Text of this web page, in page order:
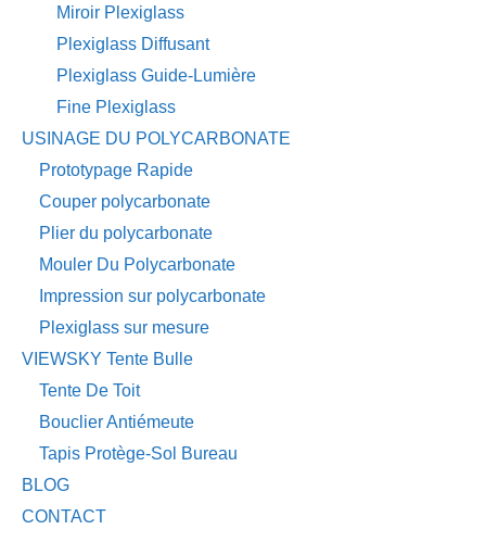
Miroir Plexiglass
Plexiglass Diffusant
Plexiglass Guide-Lumière
Fine Plexiglass
USINAGE DU POLYCARBONATE
Prototypage Rapide
Couper polycarbonate
Plier du polycarbonate
Mouler Du Polycarbonate
Impression sur polycarbonate
Plexiglass sur mesure
VIEWSKY Tente Bulle
Tente De Toit
Bouclier Antiémeute
Tapis Protège-Sol Bureau
BLOG
CONTACT